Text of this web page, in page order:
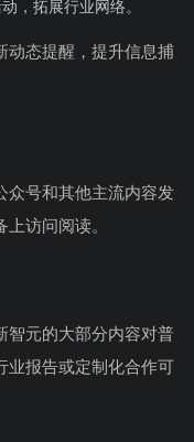
，拓展行业网络。
动态提醒，提升信息捕
众号和其他主流内容发
访问阅读。
智元的大部分内容对普
业报告或定制化合作可